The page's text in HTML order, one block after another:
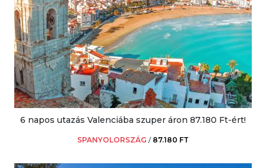
6 napos utazás Valenciába szuper áron 87.180 Ft-ért!
SPANYOLORSZÁG / 87.180 FT